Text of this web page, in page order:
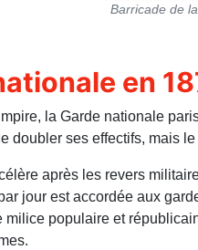
Barricade de
en
la Garde nationale
doubler ses effectifs, mais
après les revers
jour est accordée aux
milice populaire et